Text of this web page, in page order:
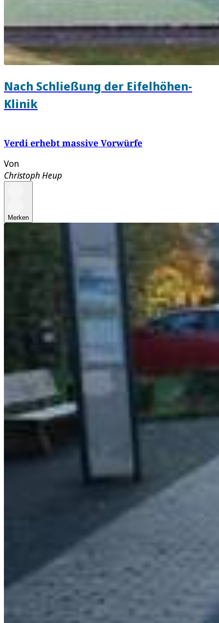
Nach Schließung der Eifelhöhen-
Klinik
Verdi erhebt massive Vorwürfe
Von
Christoph Heup
Merken